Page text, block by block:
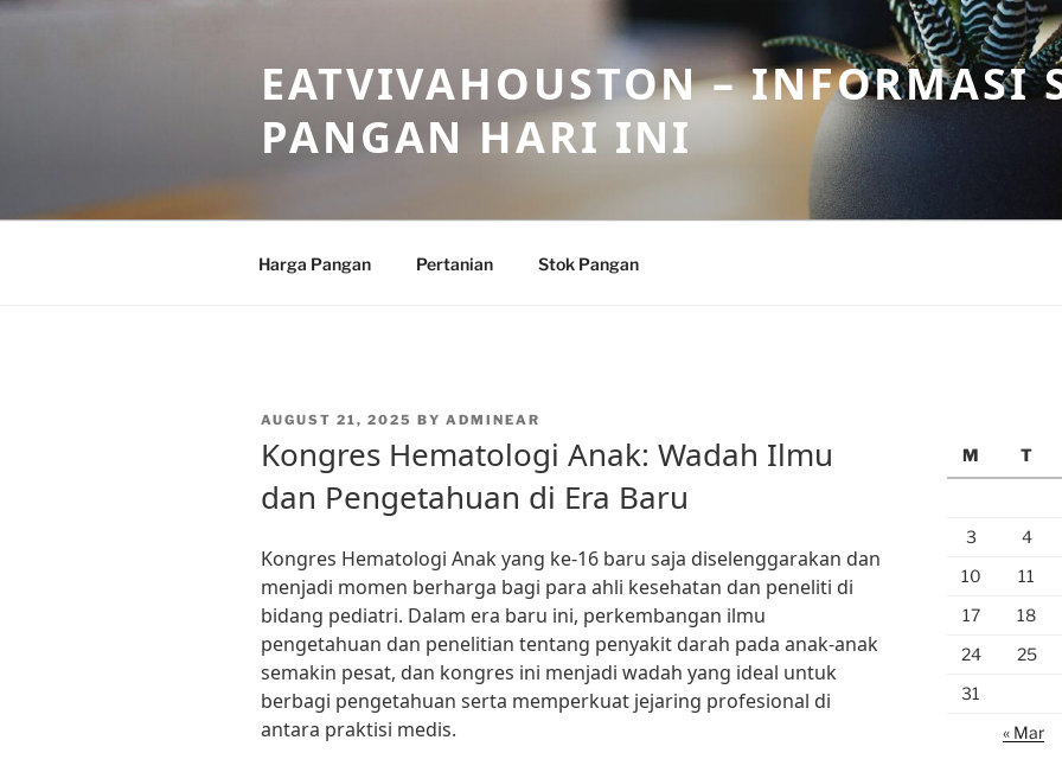
Skip
EATVIVAHOUSTON – INFORMASI
PANGAN HARI INI
Harga Pangan Pertanian Stok Pangan
POSTED
AUGUST 21, 2025 BY ADMINEAR
Kongres Hematologi Anak: Wadah Ilmu
dan Pengetahuan di Era Baru
Kongres Hematologi Anak yang ke-16 baru saja diselenggarakan dan
menjadi momen berharga bagi para ahli kesehatan dan peneliti di
bidang pediatri. Dalam era baru ini, perkembangan ilmu
pengetahuan dan penelitian tentang penyakit darah pada anak-anak
semakin pesat, dan kongres ini menjadi wadah yang ideal untuk
berbagi pengetahuan serta memperkuat jejaring profesional di
antara praktisi medis.
M
T
3
4
10
11
17
18
24
25
31
« Mar